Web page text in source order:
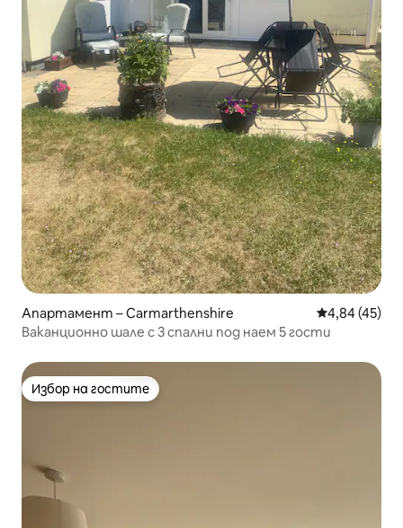
Апартамент – Carmarthenshire Средна
4,84 (45)
Ваканционно шале с 3 спални под наем 5 гости
Избор на гостите
Избор на гостите